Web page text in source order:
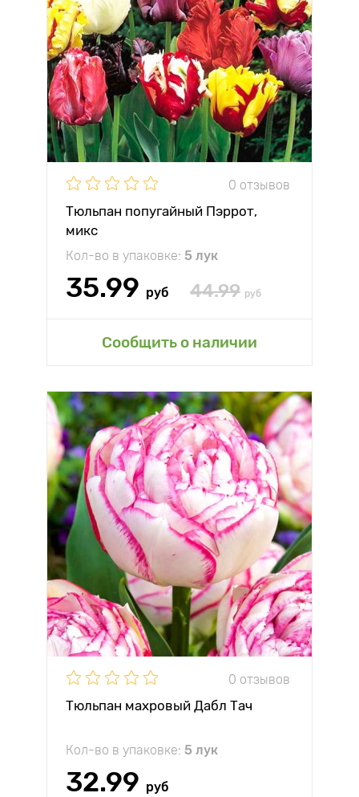
0 отзывов
Тюльпан попугайный Пэррот,
микс
Кол-во в упаковке: 5 лук
35.99 руб 44.99 руб
Сообщить о наличии
0 отзывов
Тюльпан махровый Дабл Тач
Кол-во в упаковке: 5 лук
32.99 руб